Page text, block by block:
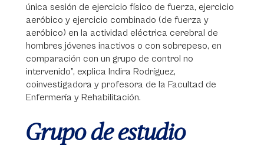
única sesión de ejercicio físico de fuerza, ejercicio
aeróbico y ejercicio combinado (de fuerza y
aeróbico) en la actividad eléctrica cerebral de
hombres jóvenes inactivos o con sobrepeso, en
comparación con un grupo de control no
intervenido”, explica Indira Rodríguez,
coinvestigadora y profesora de la Facultad de
Enfermería y Rehabilitación.
Grupo de estudio